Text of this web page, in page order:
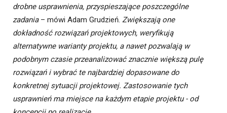
drobne usprawnienia, przyspieszające poszczególne
zadania– mówi Adam Grudzień. Zwiększają one
dokładność rozwiązań projektowych, weryfikują
alternatywne warianty projektu, a nawet pozwalają w
podobnym czasie przeanalizować znacznie większą pulę
rozwiązań i wybrać te najbardziej dopasowane do
konkretnej sytuacji projektowej. Zastosowanie tych
usprawnień ma miejsce na każdym etapie projektu - od